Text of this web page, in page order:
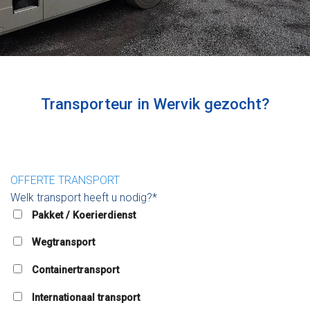
Transporteur in Wervik gezocht?
OFFERTE TRANSPORT
Welk transport heeft u nodig?*
Pakket / Koerierdienst
Wegtransport
Containertransport
Internationaal transport